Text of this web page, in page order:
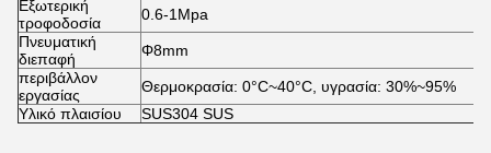
Εξωτερική
τροφοδοσία
0.6-1Mpa
Πνευματική
διεπαφή
Φ8mm
περιβάλλον
εργασίας
Θερμοκρασία: 0°C~40°C, υγρασία: 30%~95%
Υλικό πλαισίου
SUS304 SUS